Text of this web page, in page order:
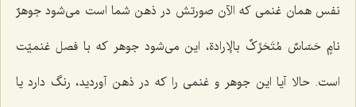
نفس همان غنمى که الآن صورتش در ذهن شما است مى‌شود جوهرٌ
نامٍ حَسّاسٌ مُتَحَرِّکٌ بالإرادة، این مى‌شود جوهر که با فصل غنمیّت
است. حالا آیا این جوهر و غنمی را که در ذهن آوردید، رنگ دارد یا